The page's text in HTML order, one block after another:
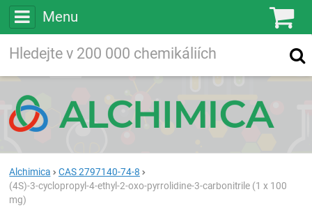
Menu
Vyhledávání
Alchimica
CAS 2797140-74-8
(4S)-3-cyclopropyl-4-ethyl-2-oxo-pyrrolidine-3-carbonitrile (1 x 100
mg)